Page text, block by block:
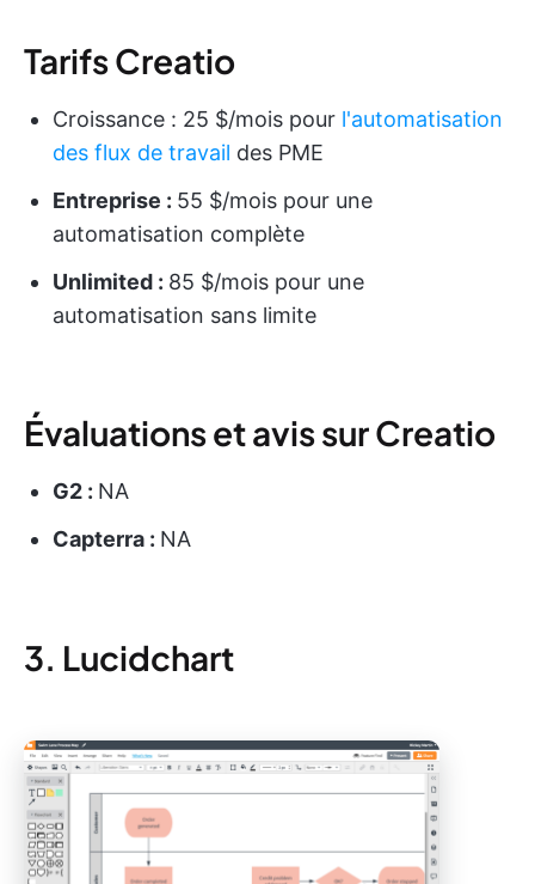
Tarifs Creatio
Croissance : 25 $/mois pour l'automatisation
des flux de travail des PME
Entreprise : 55 $/mois pour une
automatisation complète
Unlimited : 85 $/mois pour une
automatisation sans limite
Évaluations et avis sur Creatio
G2 : NA
Capterra : NA
3. Lucidchart